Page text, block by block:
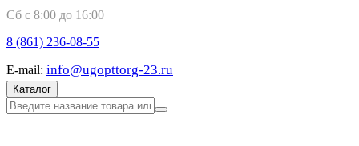
Сб с 8:00 до 16:00
8 (861) 236-08-55
E-mail: info@ugopttorg-23.ru
Каталог